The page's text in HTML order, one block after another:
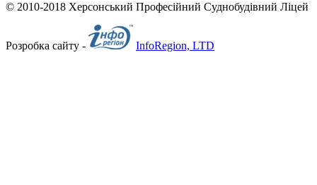
© 2010-2018 Херсонський Професійний Суднобудівний Ліцей
Розробка сайту - InfoRegion, LTD